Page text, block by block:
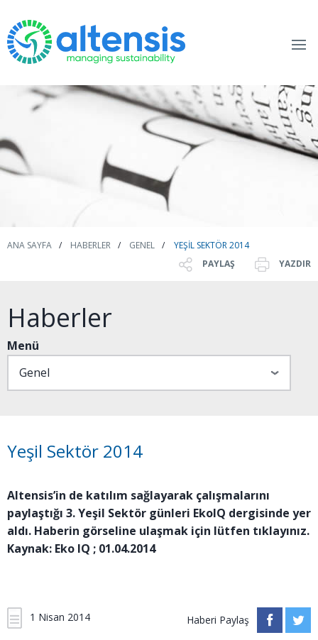
ANA SAYFA HABERLER GENEL
YEŞIL SEKTÖR 2014
PAYLAŞ
YAZDIR
Haberler
Menü
Yeşil Sektör 2014
Altensis’in de katılım sağlayarak çalışmalarını
paylaştığı 3. Yeşil Sektör günleri EkoIQ dergisinde yer
aldı. Haberin görseline ulaşmak için lütfen tıklayınız.
Kaynak: Eko IQ ; 01.04.2014
1 Nisan 2014 Haberi Paylaş